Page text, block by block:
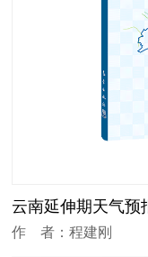
云南延伸期天气预
作 者：程建刚